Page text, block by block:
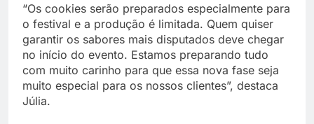
“Os cookies serão preparados especialmente para
o festival e a produção é limitada. Quem quiser
garantir os sabores mais disputados deve chegar
no início do evento. Estamos preparando tudo
com muito carinho para que essa nova fase seja
muito especial para os nossos clientes”, destaca
Júlia.